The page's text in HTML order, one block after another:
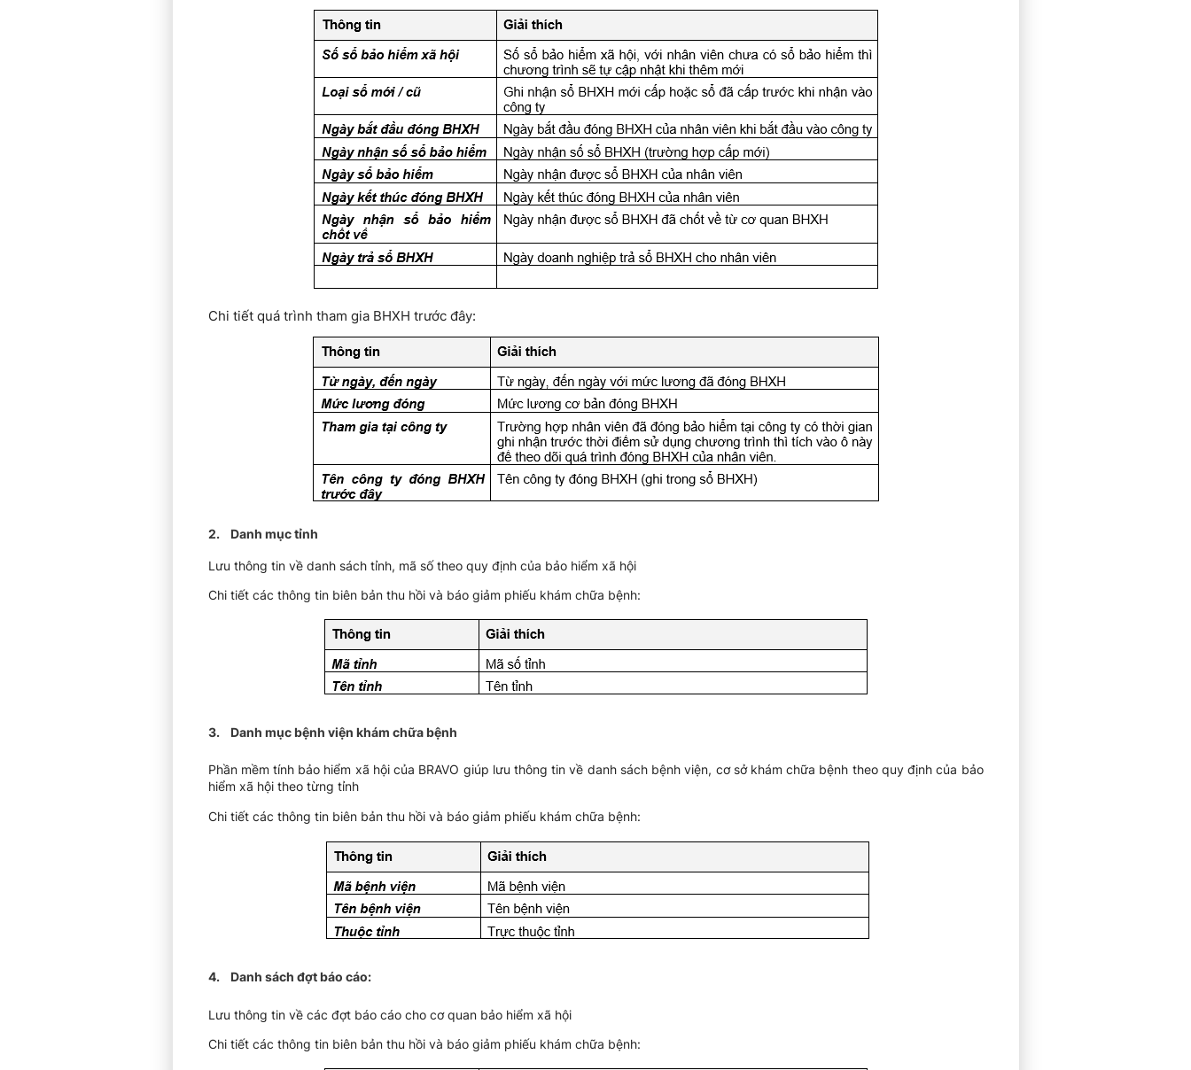
Chi tiết quá trình tham gia BHXH trước đây:
2. Danh mục tỉnh
Lưu thông tin về danh sách tỉnh, mã số theo quy định của bảo hiểm xã hội
Chi tiết các thông tin biên bản thu hồi và báo giảm phiếu khám chữa bệnh:
3. Danh mục bệnh viện khám chữa bệnh
Phần mềm tính bảo hiểm xã hội của BRAVO giúp lưu thông tin về danh sách bệnh viện, cơ sở khám chữa bệnh theo quy định của bảo
hiểm xã hội theo từng tỉnh
Chi tiết các thông tin biên bản thu hồi và báo giảm phiếu khám chữa bệnh:
4. Danh sách đợt báo cáo:
Lưu thông tin về các đợt báo cáo cho cơ quan bảo hiểm xã hội
Chi tiết các thông tin biên bản thu hồi và báo giảm phiếu khám chữa bệnh: